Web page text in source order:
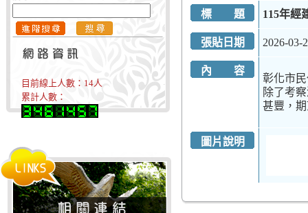
目前線上人數： 14人
累計人數：
標 題 115年經
張貼日期 2026-03-
內 容
彰化市
除了考
甚豐，
圖片說明